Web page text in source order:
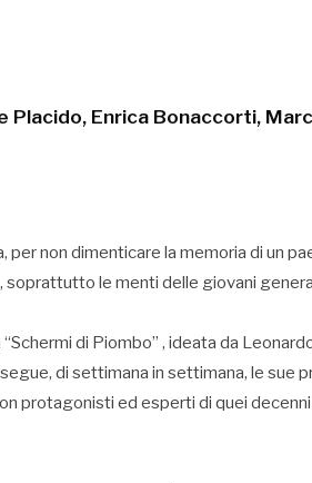
Placido, Enrica Bonaccorti,
per non dimenticare la memoria di un
soprattutto le menti delle giovani
di Piombo” , ideata da
di settimana in settimana, le sue
protagonisti ed esperti di quei decenni